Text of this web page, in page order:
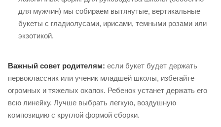
для мужчин) мы собираем вытянутые, вертикальные
букеты с гладиолусами, ирисами, темными розами или
экзотикой.
Важный совет родителям: если букет будет держать
первоклассник или ученик младшей школы, избегайте
огромных и тяжелых охапок. Ребенок устанет держать его
всю линейку. Лучше выбрать легкую, воздушную
композицию с круглой формой сборки.